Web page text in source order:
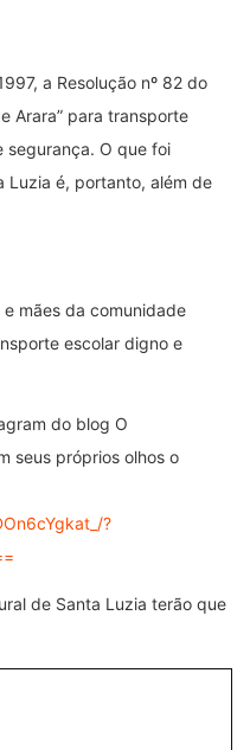
a Resolução nº 82 do
Arara” para transporte
segurança. O que foi
Luzia é, portanto, além de
mães da comunidade
escolar digno e
do blog O
seus próprios olhos o
?
de Santa Luzia terão que